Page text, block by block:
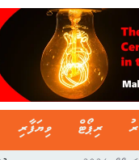
ރިޕޯޓް ވިޔަފާރި